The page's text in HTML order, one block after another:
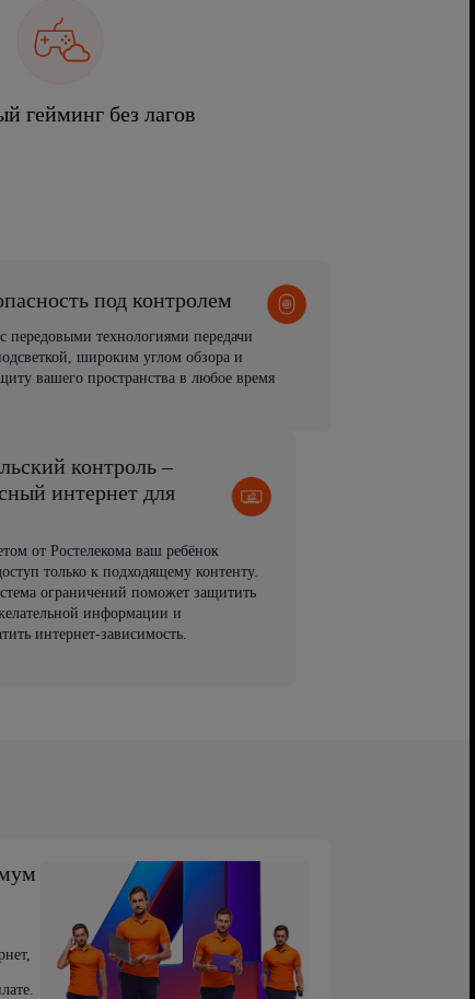
гейминг без лагов
под контролем
передовыми технологиями передачи
широким углом обзора и
вашего пространства в любое время
контроль –
интернет для
от Ростелекома ваш ребёнок
только к подходящему контенту.
ограничений поможет защитить
информации и
интернет-зависимость.